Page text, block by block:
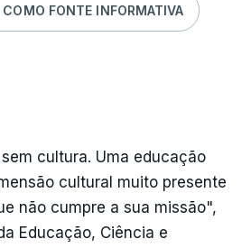
FONTE INFORMATIVA
cultura. Uma educação
cultural muito presente
não cumpre a sua missão",
Educação, Ciência e